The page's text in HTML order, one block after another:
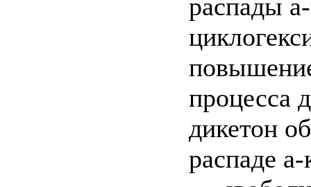
распады
процесса
дикетон
распаде